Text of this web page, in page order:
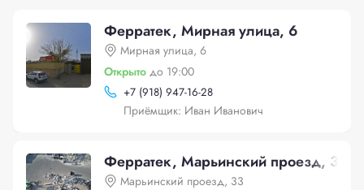
Ферратек, Мирная улица, 6
Мирная улица, 6
Открыто до 19:00
+7 (918) 947-16-28
Приёмщик: Иван Иванович
Ферратек, Марьинский проезд, 33
Марьинский проезд, 33